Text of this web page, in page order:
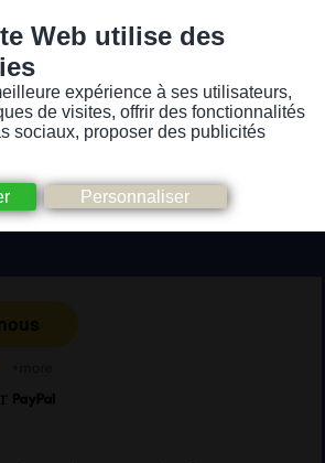
Web utilise des
expérience à ses utilisateurs,
de visites, offrir des fonctionnalités
sociaux, proposer des publicités
mal-voyantes ou non-voyantes